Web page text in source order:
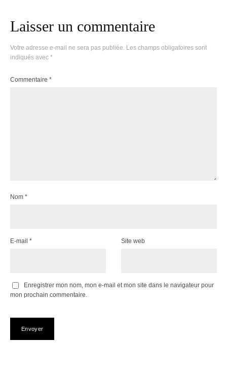
Laisser un commentaire
Votre adresse e-mail ne sera pas publiée. Les champs obligatoires sont
indiqués avec *
Commentaire *
Nom *
E-mail * Site web
Enregistrer mon nom, mon e-mail et mon site dans le navigateur pour
mon prochain commentaire.